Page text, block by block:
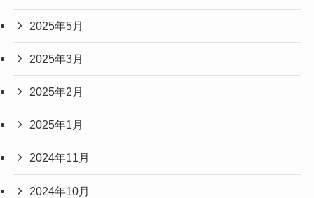
2025年5月
2025年3月
2025年2月
2025年1月
2024年11月
2024年10月